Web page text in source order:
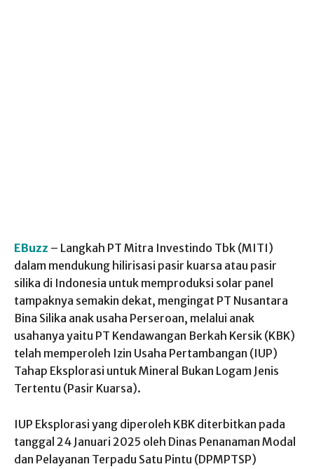
EBuzz – Langkah PT Mitra Investindo Tbk (MITI)
dalam mendukung hilirisasi pasir kuarsa atau pasir
silika di Indonesia untuk memproduksi solar panel
tampaknya semakin dekat, mengingat PT Nusantara
Bina Silika anak usaha Perseroan, melalui anak
usahanya yaitu PT Kendawangan Berkah Kersik (KBK)
telah memperoleh Izin Usaha Pertambangan (IUP)
Tahap Eksplorasi untuk Mineral Bukan Logam Jenis
Tertentu (Pasir Kuarsa).
IUP Eksplorasi yang diperoleh KBK diterbitkan pada
tanggal 24 Januari 2025 oleh Dinas Penanaman Modal
dan Pelayanan Terpadu Satu Pintu (DPMPTSP)